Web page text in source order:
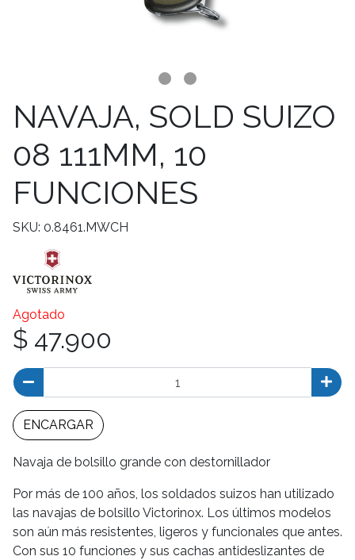
NAVAJA, SOLD SUIZO
08 111MM, 10
FUNCIONES
SKU: 0.8461.MWCH
Agotado
$ 47.900
ENCARGAR
Navaja de bolsillo grande con destornillador
Por más de 100 años, los soldados suizos han utilizado
las navajas de bolsillo Victorinox. Los últimos modelos
son aún más resistentes, ligeros y funcionales que antes.
Con sus 10 funciones y sus cachas antideslizantes de